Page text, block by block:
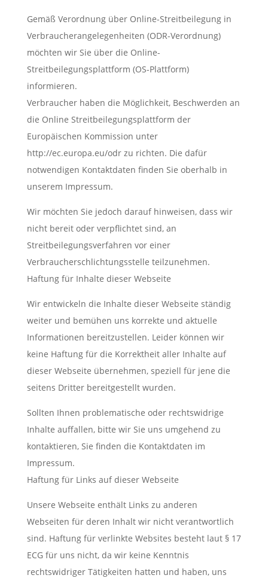
Gemäß Verordnung über Online-Streitbeilegung in
Verbraucherangelegenheiten (ODR-Verordnung)
möchten wir Sie über die Online-
Streitbeilegungsplattform (OS-Plattform)
informieren.
Verbraucher haben die Möglichkeit, Beschwerden an
die Online Streitbeilegungsplattform der
Europäischen Kommission unter
http://ec.europa.eu/odr zu richten. Die dafür
notwendigen Kontaktdaten finden Sie oberhalb in
unserem Impressum.
Wir möchten Sie jedoch darauf hinweisen, dass wir
nicht bereit oder verpflichtet sind, an
Streitbeilegungsverfahren vor einer
Verbraucherschlichtungsstelle teilzunehmen.
Haftung für Inhalte dieser Webseite
Wir entwickeln die Inhalte dieser Webseite ständig
weiter und bemühen uns korrekte und aktuelle
Informationen bereitzustellen. Leider können wir
keine Haftung für die Korrektheit aller Inhalte auf
dieser Webseite übernehmen, speziell für jene die
seitens Dritter bereitgestellt wurden.
Sollten Ihnen problematische oder rechtswidrige
Inhalte auffallen, bitte wir Sie uns umgehend zu
kontaktieren, Sie finden die Kontaktdaten im
Impressum.
Haftung für Links auf dieser Webseite
Unsere Webseite enthält Links zu anderen
Webseiten für deren Inhalt wir nicht verantwortlich
sind. Haftung für verlinkte Websites besteht laut § 17
ECG für uns nicht, da wir keine Kenntnis
rechtswidriger Tätigkeiten hatten und haben, uns